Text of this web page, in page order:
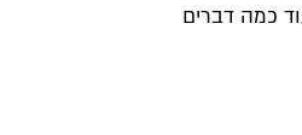
כמה דברים